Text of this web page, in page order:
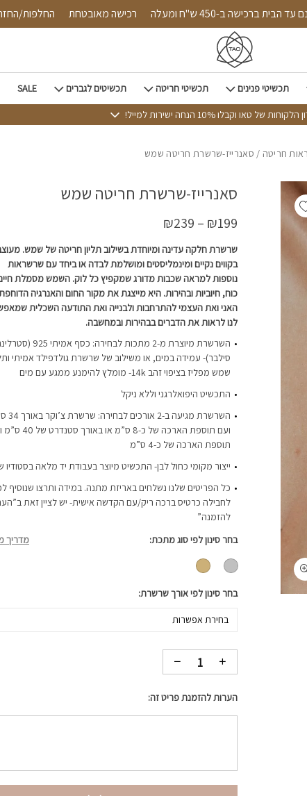
חינם עד הבית ברכישה ב-450 ש"ח ומעלה רכישה מאובטחת
תכשיטי פנינים תכשיטי חריטה תכשיטים לגברים SALE
של טאו וקבלו 10% הנחה ישירות למייל!
חריטה / סאנרייז-שרשרת חריטה שמש
סאנרייז-שרשרת חריטה שמש
₪199
–
₪239
שרשרת חלקה עדינה ומיוחדת בשילוב תליון חריטה של שמש.
בקווים נקיים ומינמליסטים ומושלמת לבדה או ביחד עם שרשראות
נוספות למראה שכבות מדורג שמקפיץ כל לוק. השמש מסמלת
כוח, חיוביות ובהירות. היא מייצגת את מקור החום והאנרגיה
האני ואת העצמי להתרחבות ולבנייה ואת התודעה השכלית
לנו לראות את הדברים בבהירות ובמחשבה.
השרשרת מיוצרת מ-2 מתכות לבחירה: כסף אמיתי 925
סילבר)- עמידה במים, או משילוב של שרשרת גולדפילד אמיתי
שמש מפליז בציפוי זהב 14k- מומלץ להימנע ממגע עם מים
התכשיט היפואלרגני וללא ניקל
השרשרת מגיעה
ועם תוספת הארכה של כ-8 ס”מ או
תוספת הארכה של כ-4 ס”מ
ייצור מקומי כחול לבן- התכשיט מיוצר בעבודת יד מלאה בסטודיו
כל הפריטים שלנו נשלחים באריזת מתנה. במידה ותרצו שנוסיף
לחבילה כרטיס ברכה ריק/עם הקדשה אישית- יש לציין זאת
להזמנה”
בחר סינון לפי סוג מתכת
מדריך
בחר סינון לפי אורך שרשרת
בחירת אפשרות
הערות להזמנת פריט זה:
Add wishlist